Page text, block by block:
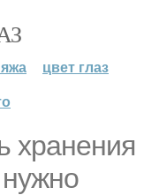
цвет глаз
хранения
нужно